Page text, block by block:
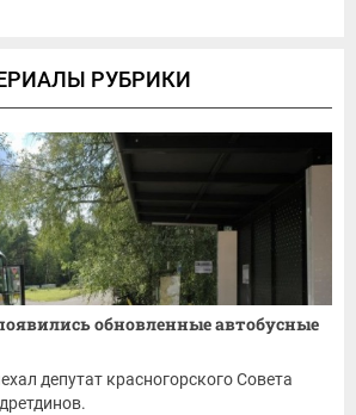
РУБРИКИ
обновленные автобусные
депутат красногорского Совета